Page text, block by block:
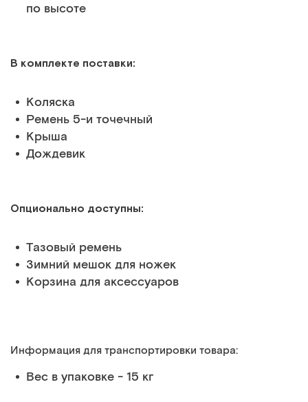
по высоте
В комплекте поставки:
Коляска
Ремень 5-и точечный
Крыша
Дождевик
Опционально доступны:
Тазовый ремень
Зимний мешок для ножек
Корзина для аксессуаров
Информация для транспортировки товара:
Вес в упаковке - 15 кг